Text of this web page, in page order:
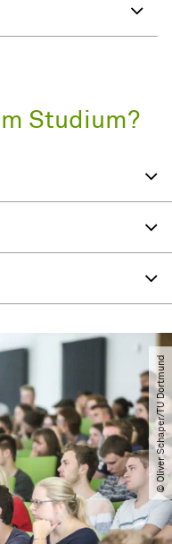
Studium?
© Oliver Schaper​/​TU Dortmund